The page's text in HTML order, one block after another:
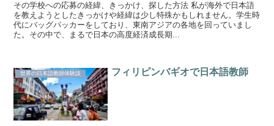
その学校への応募の経緯、きっかけ、探した方法 私が海外で日本語
を教えようとしたきっかけや経緯は少し特殊かもしれません。学生時
代にバッグパッカーをしており、東南アジアの各地を回っていまし
た。その中で、まるで日本の高度経済成長期...
世界の日本語教師体験談 フィリピンバギオで日本語教師